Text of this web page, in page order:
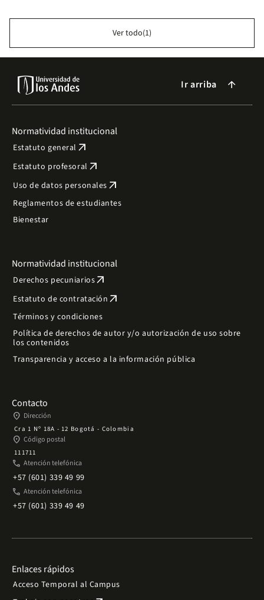
Ver todo(1)
Ir arriba arrow_forward
Normatividad institucional
Estatuto general arrow_outward
Estatuto profesoral arrow_outward
Uso de datos personales arrow_outward
Reglamentos de estudiantes
Bienestar
Normatividad institucional
Derechos pecuniariosarrow_outward
Estatuto de contratación arrow_outward
Términos y condiciones
Política de derechos de autor y/o autorización de uso sobre
los contenidos
Transparencia y acceso a la información pública
Contacto
place Dirección
Cra 1 Nº 18A - 12 Bogotá - Colombia
place Código postal
111711
phone Atención telefónica
+57 (601) 339 49 99
phone Atención telefónica
+57 (601) 339 49 49
Enlaces rápidos
Acceso Temporal al Campus